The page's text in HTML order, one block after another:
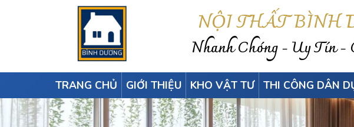
NỘI THẤT BÌNH
Nhanh Chóng - Uy Tín -
TRANG CHỦ GIỚI THIỆU KHO VẬT TƯ THI CÔNG DÂN